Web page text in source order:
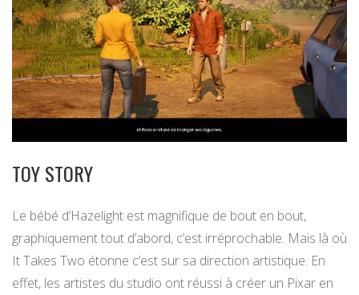
TOY STORY
Le bébé d’Hazelight est magnifique de bout en bout,
graphiquement tout d’abord, c’est irréprochable. Mais là où
It Takes Two étonne c’est sur sa direction artistique. En
effet, les artistes du studio ont réussi à créer un Pixar en